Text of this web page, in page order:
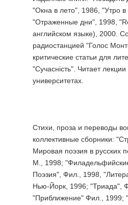
"Окна в лето", 1986, "Утро в
"Отраженные дни", 1998,
английском языке), 2000.
радиостанцией "Голос
критические статьи для
"Сучаснiсть". Читает
университетах.
Стихи, проза и переводы
коллективные сборники:
Мировая поэзия в русских
М., 1998;
Поэзия", Фил., 1998,
Нью-Йорк, 1996; "Триада",
"Приближение" Фил., 1999;